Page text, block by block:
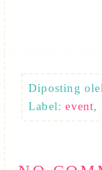
Diposting
Label:event,